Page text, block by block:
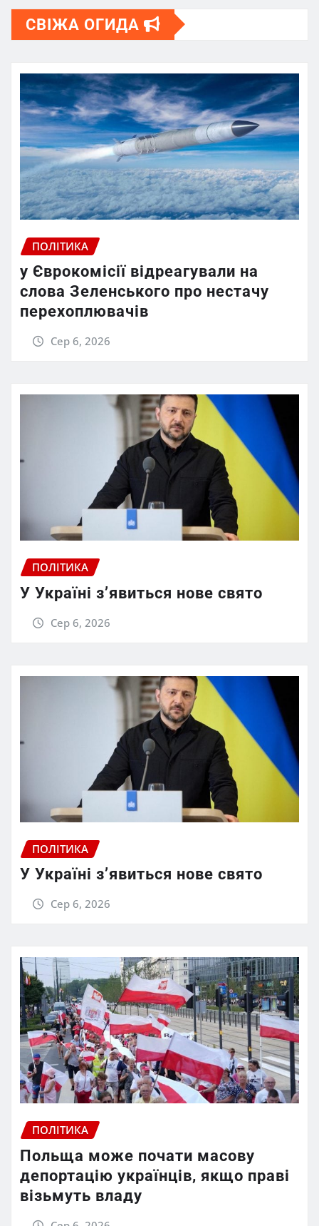
СВІЖА ОГИДА
ПОЛІТИКА
у Єврокомісії відреагували на
слова Зеленського про нестачу
перехоплювачів
Сер 6, 2026
ПОЛІТИКА
У Україні з’явиться нове свято
Сер 6, 2026
ПОЛІТИКА
У Україні з’явиться нове свято
Сер 6, 2026
ПОЛІТИКА
Польща може почати масову
депортацію українців, якщо праві
візьмуть владу